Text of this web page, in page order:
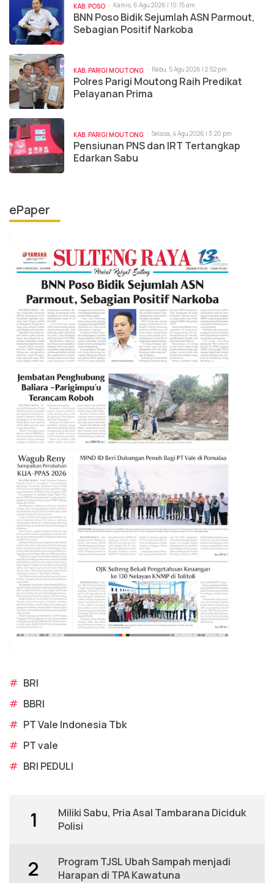
KAB. POSO Kamis, 6 Agu 2026 | 10:15 am
BNN Poso Bidik Sejumlah ASN Parmout,
Sebagian Positif Narkoba
KAB. PARIGI MOUTONG Rabu, 5 Agu 2026 | 2:52 pm
Polres Parigi Moutong Raih Predikat
Pelayanan Prima
KAB. PARIGI MOUTONG Selasa, 4 Agu 2026 | 3:20 pm
Pensiunan PNS dan IRT Tertangkap
Edarkan Sabu
ePaper
# BRI
# BBRI
# PT Vale Indonesia Tbk
# PT vale
# BRI PEDULI
1
Miliki Sabu, Pria Asal Tambarana Diciduk
Polisi
2
Program TJSL Ubah Sampah menjadi
Harapan di TPA Kawatuna